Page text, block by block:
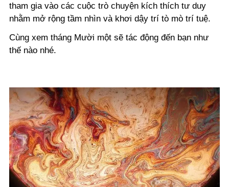
tham gia vào các cuộc trò chuyện kích thích tư duy
nhằm mở rộng tầm nhìn và khơi dậy trí tò mò trí tuệ.
Cùng xem tháng Mười một sẽ tác động đến bạn như
thế nào nhé.